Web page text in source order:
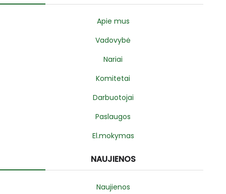
Apie mus
Vadovybė
Nariai
Komitetai
Darbuotojai
Paslaugos
El.mokymas
NAUJIENOS
Naujienos